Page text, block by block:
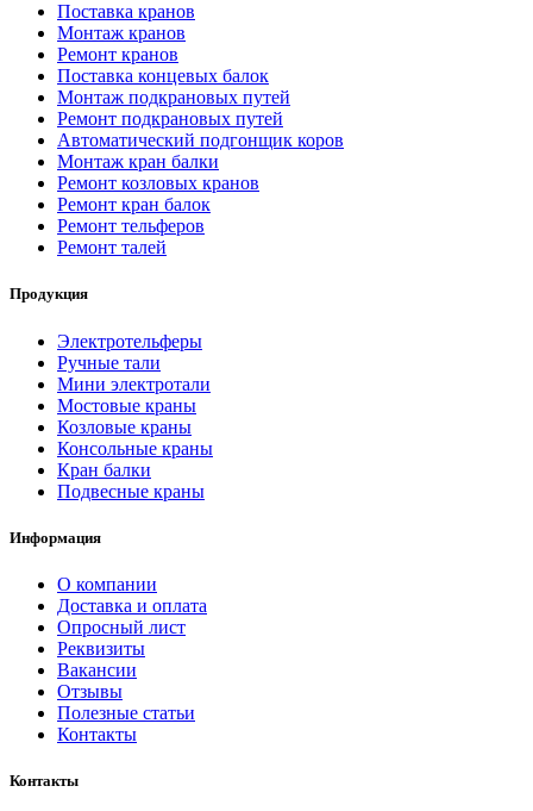
Поставка кранов
Монтаж кранов
Ремонт кранов
Поставка концевых балок
Монтаж подкрановых путей
Ремонт подкрановых путей
Автоматический подгонщик коров
Монтаж кран балки
Ремонт козловых кранов
Ремонт кран балок
Ремонт тельферов
Ремонт талей
Продукция
Электротельферы
Ручные тали
Мини электротали
Мостовые краны
Козловые краны
Консольные краны
Кран балки
Подвесные краны
Информация
О компании
Доставка и оплата
Опросный лист
Реквизиты
Вакансии
Отзывы
Полезные статьи
Контакты
Контакты